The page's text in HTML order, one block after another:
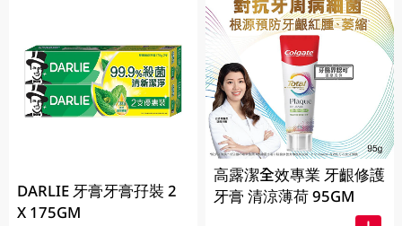
DARLIE 牙膏牙膏孖裝 2
X 175GM
高露潔全效專業 牙齦修護
牙膏 清涼薄荷 95GM